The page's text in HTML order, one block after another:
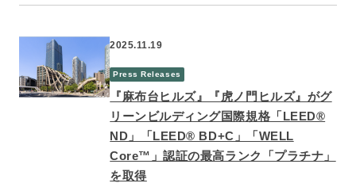
2025.11.19
Press Releases
『麻布台ヒルズ』『虎ノ門ヒルズ』がグ
リーンビルディング国際規格「LEED®
ND」「LEED® BD+C」「WELL
Core™」認証の最高ランク「プラチナ」
を取得